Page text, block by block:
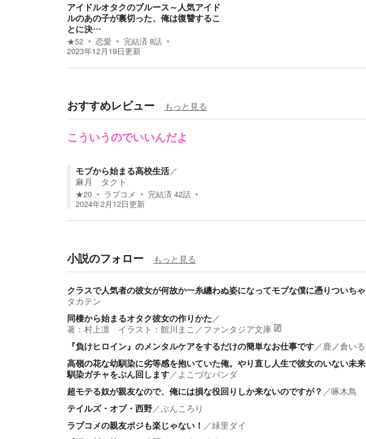
アイドルオタクのブルース～人気アイド
ルのあの子が裏切った、俺は復讐するこ
とに決…
★52 恋愛 完結済 8話
2023年12月19日更新
おすすめレビュー もっと見る
こういうのでいいんだよ
モブから始まる高校生活／
麻月 タクト
★20 ラブコメ 完結済 42話
2024年2月12日更新
小説のフォロー もっと見る
クラスで人気者の彼女が何故か一糸纏わぬ姿になってモブな僕に憑りついち
タカテン
同棲から始まるオタク彼女の作りかた／
著：村上凛 イラスト：館川まこ ／ファンタジア文庫
『負けヒロイン』のメンタルケアをするだけの簡単なお仕事です／鹿ノ倉い
高嶺の花な幼馴染に劣等感を抱いていた俺。やり直し人生で彼女のいない未
馴染ガチャをぶん回します／ よこづなパンダ
超モテる奴が親友なので、俺には損な役回りしか来ないのですが？ ／啄木鳥
テイルズ・オブ・西野／ぶんころり
ラブコメの親友ポジも楽じゃない！ ／緑里ダイ